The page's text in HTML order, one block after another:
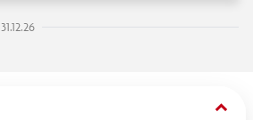
keyboard_arrow_down